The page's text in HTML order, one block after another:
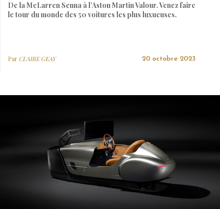
De la McLarren Senna à l’Aston Martin Valour. Venez faire
le tour du monde des 50 voitures les plus luxueuses.
Par CLAIRE GEAY 20 octobre 2023